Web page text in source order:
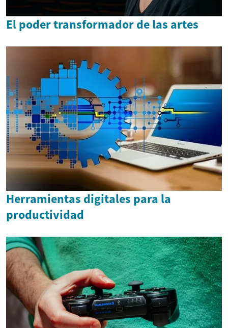
El poder transformador de las artes
Herramientas digitales para la
productividad